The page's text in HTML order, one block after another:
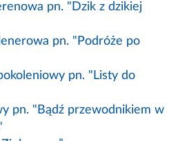
pn. "Dzik z dzikiej
pn. "Podróże po
pn. "Listy do
pn. "Bądź przewodnikiem w